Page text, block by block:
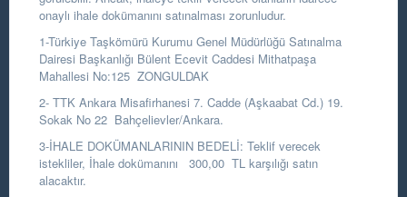
onaylı ihale dokümanını satınalması zorunludur.
1-Türkiye Taşkömürü Kurumu Genel Müdürlüğü Satınalma
Dairesi Başkanlığı Bülent Ecevit Caddesi Mithatpaşa
Mahallesi No:125 ZONGULDAK
2- TTK Ankara Misafirhanesi 7. Cadde (Aşkaabat Cd.) 19.
Sokak No 22 Bahçelievler/Ankara.
3-İHALE DOKÜMANLARININ BEDELİ: Teklif verecek
istekliler, İhale dokümanını 300,00 TL karşılığı satın
alacaktır.